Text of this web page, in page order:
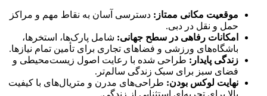
موقعیت مکانی ممتاز: دسترسی آسان به نقاط مهم و مراکز
حمل و نقل در دبی.
امکانات رفاهی در سطح جهانی: شامل پارک‌ها، استخرها،
باشگاه‌های ورزشی و فضاهای تجاری برای تأمین تمام نیازها.
زندگی پایدار: طراحی شده با رعایت اصول زیست‌محیطی و
فضای سبز برای سبک زندگی سالم‌تر.
نهایت لوکس بودن: طراحی‌های مدرن و متریال‌های با کیفیت